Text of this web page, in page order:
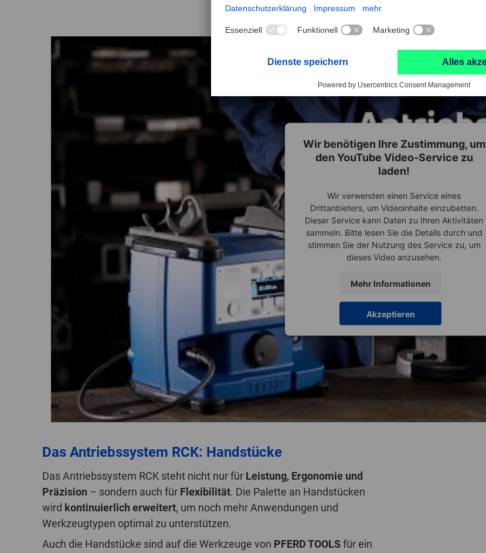
Wir benötigen Ihre Zustimmung, um
den YouTube Video-Service zu
laden!
Wir verwenden einen Service eines
Drittanbieters, um Videoinhalte einzubetten.
Dieser Service kann Daten zu Ihren Aktivitäten
sammeln. Bitte lesen Sie die Details durch und
stimmen Sie der Nutzung des Service zu, um
dieses Video anzusehen.
Mehr Informationen
Akzeptieren
Das Antriebssystem RCK: Handstücke
Das Antriebssystem RCK steht nicht nur für Leistung, Ergonomie und
Präzision – sondern auch für Flexibilität. Die Palette an Handstücken
wird kontinuierlich erweitert, um noch mehr Anwendungen und
Werkzeugtypen optimal zu unterstützen.
Auch die Handstücke sind auf die Werkzeuge von PFERD TOOLSfür ein